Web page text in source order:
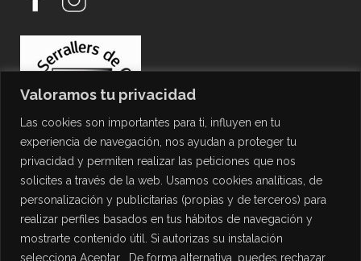
Valoramos tu privacidad
Las cookies son importantes para ti, influyen en tu
experiencia de navegación, nos ayudan a proteger tu
privacidad y permiten realizar las peticiones que nos
solicites a través de la web. Usamos cookies analíticas, de
personalización y publicitarias (propias y de terceros) para
realizar perfiles basados en tus hábitos de navegación y
mostrarte contenido útil. Si autorizas su instalación
selecciona Aceptar , De forma alternativa, puedes rechazar
PROTECCIÓN DE DATOS
Política de Privacidad